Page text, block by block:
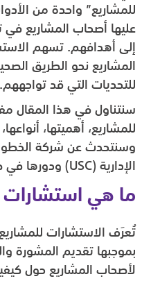
للمشاريع” واحدة من
عليها أصحاب المشاريع في
إلى أهدافهم. تسهم
المشاريع نحو الطريق
للتحديات التي قد تواجههم.
سنتناول في هذا المقال
للمشاريع، أهميتها،
وسنتحدث عن شركة
الإدارية (USC) ودورها في ضمان نجاح المشاريع.
ما هي استشارات
تُعرَف الاستشارات للمشاريع
بموجبها تقديم المشورة
لأصحاب المشاريع حول